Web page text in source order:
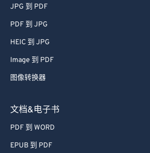
JPG 到 PDF
PDF 到 JPG
HEIC 到 JPG
Image 到 PDF
图像转换器
文档&电子书
PDF 到 WORD
EPUB 到 PDF